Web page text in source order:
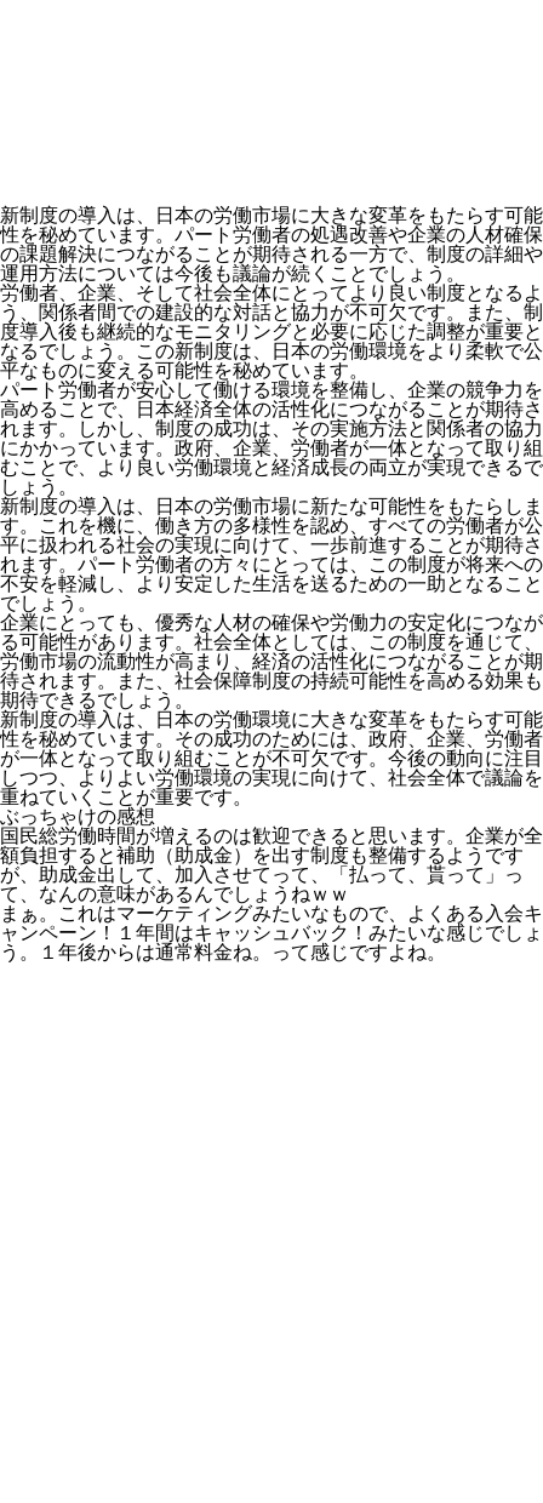
新制度の導入は、日本の労働市場に大きな変革をもたらす可能
性を秘めています。パート労働者の処遇改善や企業の人材確保
の課題解決につながることが期待される一方で、制度の詳細や
運用方法については今後も議論が続くことでしょう。
労働者、企業、そして社会全体にとってより良い制度となるよ
う、関係者間での建設的な対話と協力が不可欠です。また、制
度導入後も継続的なモニタリングと必要に応じた調整が重要と
なるでしょう。この新制度は、日本の労働環境をより柔軟で公
平なものに変える可能性を秘めています。
パート労働者が安心して働ける環境を整備し、企業の競争力を
高めることで、日本経済全体の活性化につながることが期待さ
れます。しかし、制度の成功は、その実施方法と関係者の協力
にかかっています。政府、企業、労働者が一体となって取り組
むことで、より良い労働環境と経済成長の両立が実現できるで
しょう。
新制度の導入は、日本の労働市場に新たな可能性をもたらしま
す。これを機に、働き方の多様性を認め、すべての労働者が公
平に扱われる社会の実現に向けて、一歩前進することが期待さ
れます。パート労働者の方々にとっては、この制度が将来への
不安を軽減し、より安定した生活を送るための一助となること
でしょう。
企業にとっても、優秀な人材の確保や労働力の安定化につなが
る可能性があります。社会全体としては、この制度を通じて、
労働市場の流動性が高まり、経済の活性化につながることが期
待されます。また、社会保障制度の持続可能性を高める効果も
期待できるでしょう。
新制度の導入は、日本の労働環境に大きな変革をもたらす可能
性を秘めています。その成功のためには、政府、企業、労働者
が一体となって取り組むことが不可欠です。今後の動向に注目
しつつ、よりよい労働環境の実現に向けて、社会全体で議論を
重ねていくことが重要です。
ぶっちゃけの感想
国民総労働時間が増えるのは歓迎できると思います。企業が全
額負担すると補助（助成金）を出す制度も整備するようです
が、助成金出して、加入させてって、「払って、貰って」っ
て、なんの意味があるんでしょうねｗｗ
まぁ。これはマーケティングみたいなもので、
よくある入会キ
ャンペーン！１年間はキャッシュバック！ みたいな感じでしょ
う。１年後からは通常料金ね。って感じですよね。